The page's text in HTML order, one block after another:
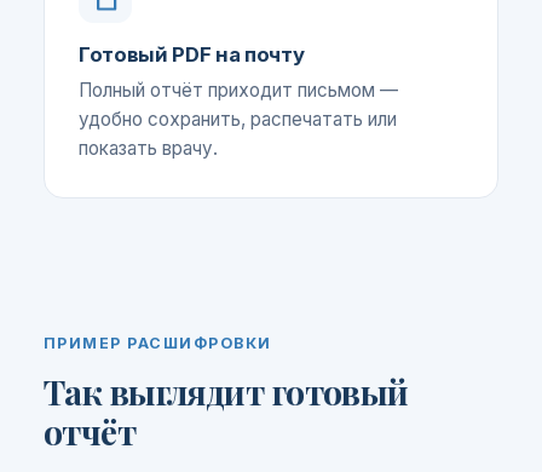
Готовый PDF на почту
Полный отчёт приходит письмом —
удобно сохранить, распечатать или
показать врачу.
ПРИМЕР РАСШИФРОВКИ
Так выглядит готовый
отчёт